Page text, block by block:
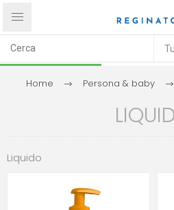
Home Persona & baby
Liquido